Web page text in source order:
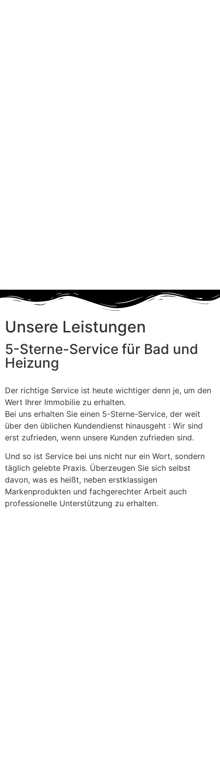
Unsere Leistungen
5-Sterne-Service für Bad und
Heizung
Der richtige Service ist heute wichtiger denn je, um den
Wert Ihrer Immobilie zu erhalten.
Bei uns erhalten Sie einen 5-Sterne-Service, der weit
über den üblichen Kundendienst hinausgeht : Wir sind
erst zufrieden, wenn unsere Kunden zufrieden sind.
Und so ist Service bei uns nicht nur ein Wort, sondern
täglich gelebte Praxis. Überzeugen Sie sich selbst
davon, was es heißt, neben erstklassigen
Markenprodukten und fachgerechter Arbeit auch
professionelle Unterstützung zu erhalten.